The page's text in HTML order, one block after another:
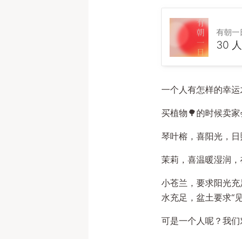
有朝一
30
一个人有怎样的幸
买植物🌳的时候卖家
琴叶榕，喜阳光，
茉莉，喜温暖湿润
小苍兰，要求阳光
水充足，盆土要求“
可是一个人呢？我